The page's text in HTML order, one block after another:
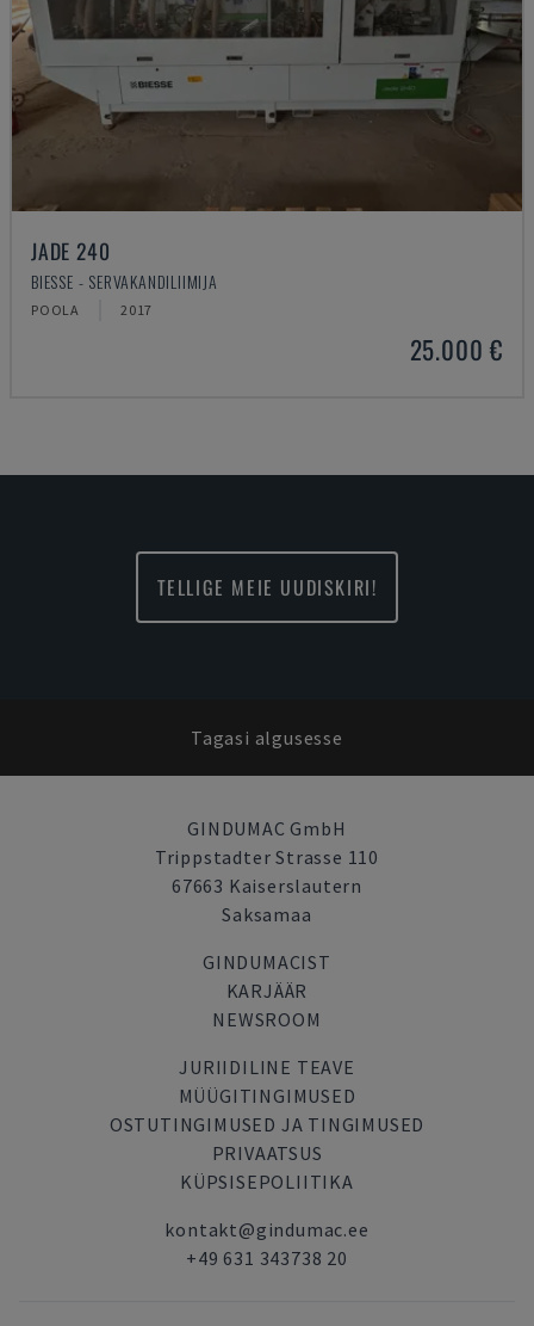
JADE 240
BIESSE - SERVAKANDILIIMIJA
POOLA 2017
25.000 €
TELLIGE MEIE UUDISKIRI!
Tagasi algusesse
GINDUMAC GmbH
Trippstadter Strasse 110
67663 Kaiserslautern
Saksamaa
GINDUMACIST
KARJÄÄR
NEWSROOM
JURIIDILINE TEAVE
MÜÜGITINGIMUSED
OSTUTINGIMUSED JA TINGIMUSED
PRIVAATSUS
KÜPSISEPOLIITIKA
kontakt@gindumac.ee
+49 631 343738 20